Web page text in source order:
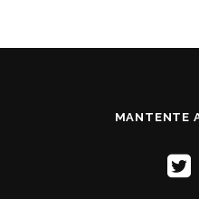
MANTENTE